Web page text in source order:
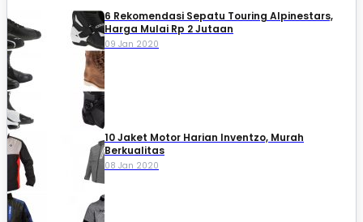
6 Rekomendasi Sepatu Touring Alpinestars,
Harga Mulai Rp 2 Jutaan
09 Jan 2020
10 Jaket Motor Harian Inventzo, Murah
Berkualitas
08 Jan 2020